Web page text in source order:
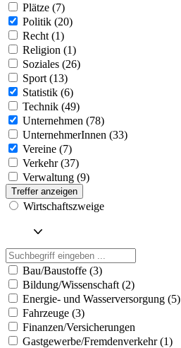
Plätze (7)
Politik (20)
Recht (1)
Religion (1)
Soziales (26)
Sport (13)
Statistik (6)
Technik (49)
Unternehmen (78)
UnternehmerInnen (33)
Vereine (7)
Verkehr (37)
Verwaltung (9)
Treffer anzeigen
Wirtschaftszweige
Bau/Baustoffe (3)
Bildung/Wissenschaft (2)
Energie- und Wasserversorgung (5)
Fahrzeuge (3)
Finanzen/Versicherungen
Gastgewerbe/Fremdenverkehr (1)